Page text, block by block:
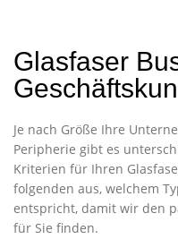
Glasfaser
Je nach Größe Ihre
Peripherie gibt es
Kriterien für Ihren
folgenden aus, welchem
entspricht, damit wir den
für Sie finden.